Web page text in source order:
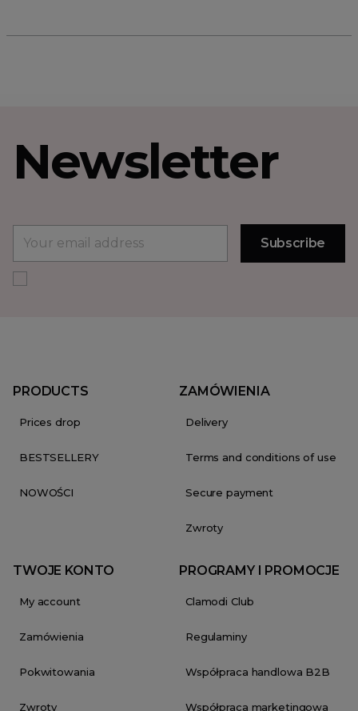
Newsletter
PRODUCTS
Prices drop
BESTSELLERY
NOWOŚCI
ZAMÓWIENIA
Delivery
Terms and conditions of use
Secure payment
Zwroty
TWOJE KONTO
My account
Zamówienia
Pokwitowania
Zwroty
PROGRAMY I PROMOCJE
Clamodi Club
Regulaminy
Współpraca handlowa B2B
Współpraca marketingowa